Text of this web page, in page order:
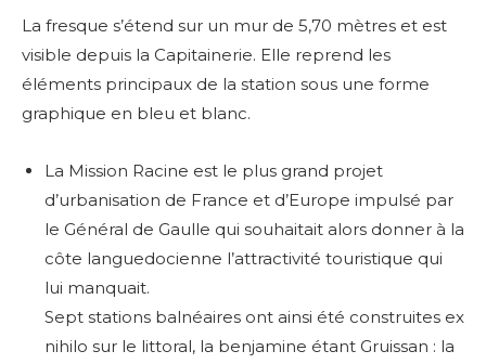
La fresque s’étend sur un mur de 5,70 mètres et est
visible depuis la Capitainerie. Elle reprend les
éléments principaux de la station sous une forme
graphique en bleu et blanc.
La Mission Racine est le plus grand projet
d’urbanisation de France et d’Europe impulsé par
le Général de Gaulle qui souhaitait alors donner à la
côte languedocienne l’attractivité touristique qui
lui manquait.
Sept stations balnéaires ont ainsi été construites ex
nihilo sur le littoral, la benjamine étant Gruissan : la